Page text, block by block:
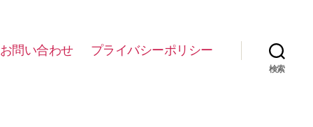
お問い合わせ プライバシーポリシー
検索